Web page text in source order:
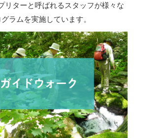
リターと呼ばれるスタッフが様々な
ラムを実施しています。